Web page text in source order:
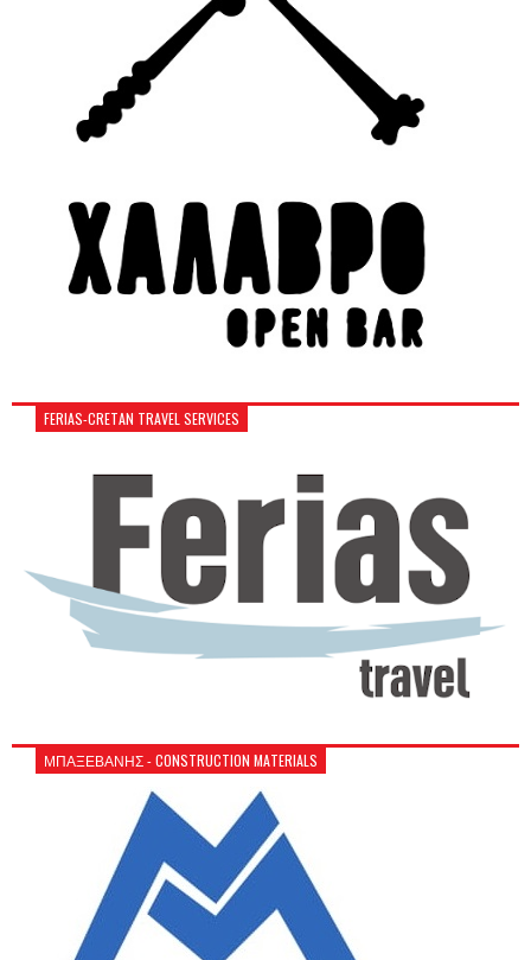
FERIAS-CRETAN TRAVEL SERVICES
ΜΠΑΞΕΒΑΝΗΣ - CONSTRUCTION MATERIALS